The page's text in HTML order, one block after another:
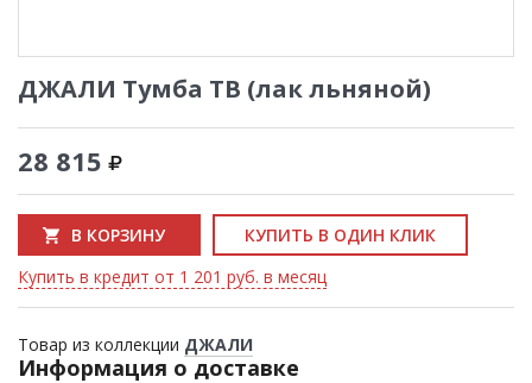
ДЖАЛИ Тумба ТВ (лак льняной)
28 815
В КОРЗИНУ
КУПИТЬ В ОДИН КЛИК
Купить в кредит от 1 201 руб. в месяц
Товар из коллекции ДЖАЛИ
Информация о доставке